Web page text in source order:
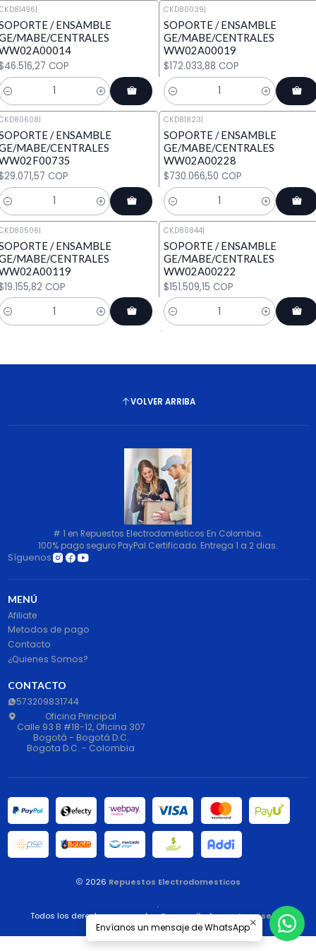
|
/ ENSAMBLE
MABE/CENTRALES
COP
CKD80039|
SOPORTE / ENSAMBLE
GE/MABE/CENTRALES
WW02A00019
$172.033,88 COP
Cantidad
|
/ ENSAMBLE
MABE/CENTRALES
COP
CKD81823|
SOPORTE / ENSAMBLE
GE/MABE/CENTRALES
WW02A00228
$730.066,50 COP
Cantidad
|
/ ENSAMBLE
MABE/CENTRALES
COP
CKD80844|
SOPORTE / ENSAMBLE
GE/MABE/CENTRALES
WW02A00222
$151.509,15 COP
Cantidad
VOLVER ARRIBA
# 1 en Repuestos Electrodomésticos En Colombia.
100% pago seguro PayPal Certificado. Entrega 1 a 2 dias.
Síguenos
MENÚ
Afiliate
Metodos de pago
Contacto
¿Quienes Somos?
CONTACTO
573209831744
Oficina Principal
Calle 93 B #18-12, Oficina 307
Bogotá - Bogotá D.C.
Bogota D.C. - Colombia
2026 Repuestos Electrodomesticos
.
Todos los derechos reservados.Desarrollado por Jumpseller.
Envíanos un mensaje de WhatsApp